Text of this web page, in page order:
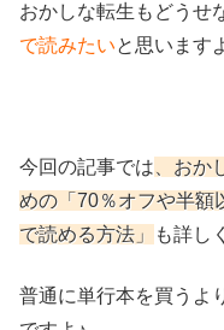
おかしな転生もどうせ
で読みたいと思います
今回の記事では 、おか
めの「70％オフや半額
で読める方法」
も詳し
普通に単行本を買うよ